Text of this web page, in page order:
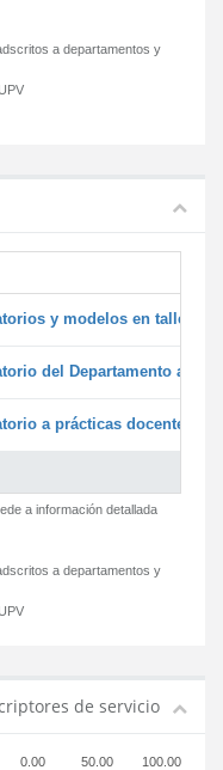
a departamentos y
y modelos en
del Departamento a la
a prácticas docentes y
a información detallada
a departamentos y
de servicio
0.00 50.00 100.00